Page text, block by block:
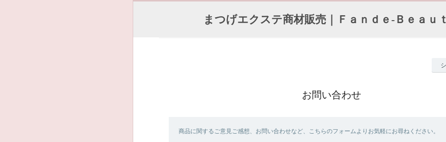
まつげエクステ商材販売｜Ｆａｎｄｅ-Ｂｅａｕ
お問い合わせ
商品に関するご意見ご感想、お問い合わせなど、こちらのフォームよりお気軽にお尋ねください。